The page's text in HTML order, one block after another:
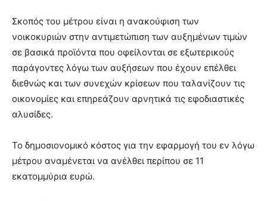
Σκοπός του μέτρου είναι η ανακούφιση των
νοικοκυριών στην αντιμετώπιση των αυξημένων τιμών
σε βασικά προϊόντα που οφείλονται σε εξωτερικούς
παράγοντες λόγω των αυξήσεων που έχουν επέλθει
διεθνώς και των συνεχών κρίσεων που ταλανίζουν τις
οικονομίες και επηρεάζουν αρνητικά τις εφοδιαστικές
αλυσίδες.
Το δημοσιονομικό κόστος για την εφαρμογή του εν λόγω
μέτρου αναμένεται να ανέλθει περίπου σε 11
εκατομμύρια ευρώ.